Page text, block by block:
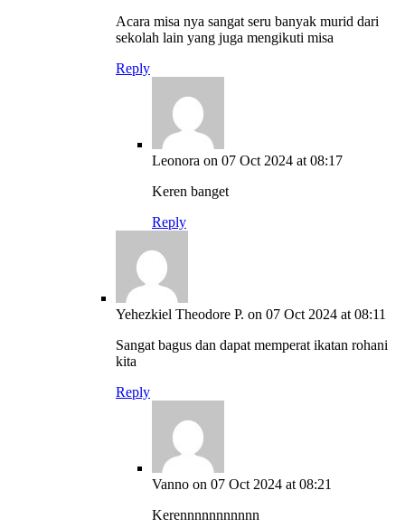
Acara misa nya sangat seru banyak murid dari
sekolah lain yang juga mengikuti misa
Reply
Leonora on 07 Oct 2024 at 08:17
Keren banget
Reply
Yehezkiel Theodore P. on 07 Oct 2024 at 08:11
Sangat bagus dan dapat memperat ikatan rohani
kita
Reply
Vanno on 07 Oct 2024 at 08:21
Kerennnnnnnnnnn